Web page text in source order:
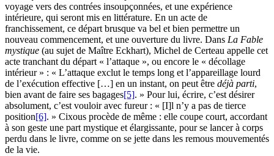
voyage vers des contrées insoupçonnées, et une expérience
intérieure, qui seront mis en littérature. En un acte de
franchissement, ce départ brusque va bel et bien permettre un
nouveau commencement, et une ouverture du livre. Dans La Fable
mystique (au sujet de Maître Eckhart), Michel de Certeau appelle cet
acte tranchant du départ « l’attaque », ou encore le « décollage
intérieur » : « L’attaque exclut le temps long et l’appareillage lourd
de l’exécution effective […] en un instant, on peut être déjà parti,
bien avant de faire ses bagages[5]. » Pour lui, écrire, c’est désirer
absolument, c’est vouloir avec fureur : « [I]l n’y a pas de tierce
position[6]. » Cixous procède de même : elle coupe court, accordant
à son geste une part mystique et élargissante, pour se lancer à corps
perdu dans le livre, comme on se jette dans les remous mouvementés
de la vie.